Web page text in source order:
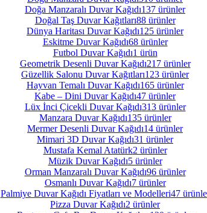
Doğa Manzaralı Duvar Kağıdı137 ürünler
Doğal Taş Duvar Kağıtları88 ürünler
Dünya Haritası Duvar Kağıdı125 ürünler
Eskitme Duvar Kağıdı68 ürünler
Futbol Duvar Kağıdı1 ürün
Geometrik Desenli Duvar Kağıdı217 ürünler
Güzellik Salonu Duvar Kağıtları123 ürünler
Hayvan Temalı Duvar Kağıdı165 ürünler
Kabe – Dini Duvar Kağıdı47 ürünler
Lüx İnci Çicekli Duvar Kağıdı313 ürünler
Manzara Duvar Kağıdı135 ürünler
Mermer Desenli Duvar Kağıdı14 ürünler
Mimari 3D Duvar Kağıdı31 ürünler
Mustafa Kemal Atatürk2 ürünler
Müzik Duvar Kağıdı5 ürünler
Orman Manzaralı Duvar Kağıdı96 ürünler
Osmanlı Duvar Kağıdı7 ürünler
Palmiye Duvar Kağıdı Fiyatları ve Modelleri47
Pizza Duvar Kağıdı2 ürünler